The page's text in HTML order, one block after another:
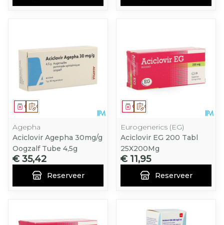
Op voorschrift
Geneesmiddel
Agepha
Aciclovir Agepha 30mg/g
Oogzalf Tube 4,5g
€ 35,42
Reserveer
Op voorschrift
Geneesmiddel
Eurogenerics (EG)
Aciclovir EG 200 Tabl
25X200Mg
€ 11,95
Reserveer